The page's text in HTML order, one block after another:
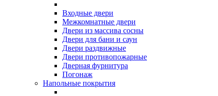
Входные двери
Межкомнатные двери
Двери из массива сосны
Двери для бани и саун
Двери раздвижные
Двери противопожарные
Дверная фурнитура
Погонаж
Напольные покрытия